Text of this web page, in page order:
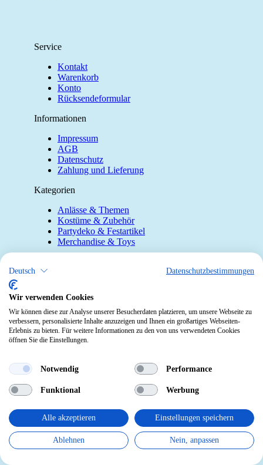
Service
Kontakt
Warenkorb
Konto
Rücksendeformular
Informationen
Impressum
AGB
Datenschutz
Zahlung und Lieferung
Kategorien
Anlässe & Themen
Kostüme & Zubehör
Partydeko & Festartikel
Merchandise & Toys
Mail:
info@pekabo.ch
Social:
Instagram
Online-Shopping Garantie
und Orientierung beim Online-Shopping
• Swiss Online Garantie •
pekabo.ch GmbH: Der Schweizer Onlineshop für
Merchandise, Party- und Fasnachtsartikel und Spielwaren.
Deutsch Datenschutzbestimmungen
Wir verwenden Cookies
Wir können diese zur Analyse unserer Besucherdaten platzieren, um unsere Webseite zu
verbessern, personalisierte Inhalte anzuzeigen und Ihnen ein großartiges Webseiten-
Erlebnis zu bieten. Für weitere Informationen zu den von uns verwendeten Cookies
öffnen Sie die Einstellungen.
Notwendig Performance
Funktional Werbung
Alle akzeptieren Einstellungen speichern
Ablehnen Nein, anpassen